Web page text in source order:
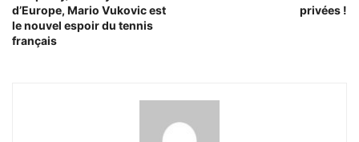
d’Europe, Mario Vukovic est
le nouvel espoir du tennis
français
privées !